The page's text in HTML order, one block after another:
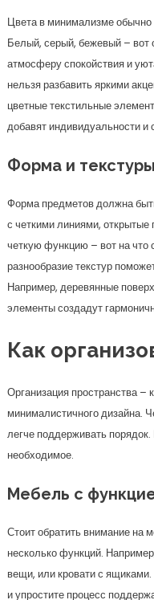
Цвета в минимализме
Белый, серый, бежевый – вот
атмосферу спокойствия и
нельзя разбавить яркими
цветные текстильные
добавят индивидуальности
Форма и текстуры
Форма предметов должна
с четкими линиями,
четкую функцию – вот на что
разнообразие текстур
Например, деревянные
элементы создадут
Как
Организация пространства –
минималистичного дизайна.
легче поддерживать
необходимое.
Мебель с
Стоит обратить внимание на
несколько функций.
вещи, или кровати с
и упростите процесс